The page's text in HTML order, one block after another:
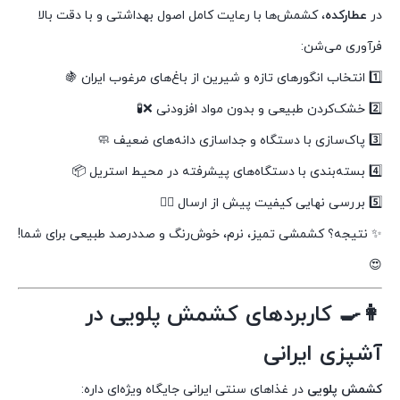
در عطارکده، کشمش‌ها با رعایت کامل اصول بهداشتی و با دقت بالا
فرآوری می‌شن:
1️⃣ انتخاب انگورهای تازه و شیرین از باغ‌های مرغوب ایران 🍇
2️⃣ خشک‌کردن طبیعی و بدون مواد افزودنی ❌🧪
3️⃣ پاک‌سازی با دستگاه و جداسازی دانه‌های ضعیف 🧼
4️⃣ بسته‌بندی با دستگاه‌های پیشرفته در محیط استریل 📦
5️⃣ بررسی نهایی کیفیت پیش از ارسال 🕵️‍♀️
✨ نتیجه؟ کشمشی تمیز، نرم، خوش‌رنگ و صددرصد طبیعی برای شما!
😍
👩‍🍳 کاربردهای کشمش پلویی در
آشپزی ایرانی
کشمش پلویی در غذاهای سنتی ایرانی جایگاه ویژه‌ای داره: